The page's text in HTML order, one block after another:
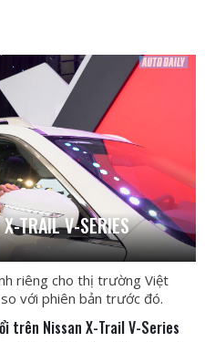
TRAIL V-SERIES
riêng cho thị trường Việt
với phiên bản trước đó.
trên Nissan X-Trail V-Series